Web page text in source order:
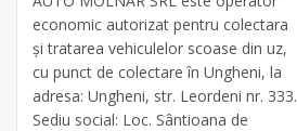
economic autorizat pentru colectara
și tratarea vehiculelor scoase din uz,
cu punct de colectare în Ungheni, la
adresa: Ungheni, str. Leordeni nr. 333.
Sediu social: Loc. Sântioana de